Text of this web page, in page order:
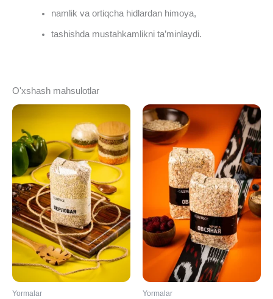
namlik va ortiqcha hidlardan himoya,
tashishda mustahkamlikni ta’minlaydi.
O'xshash mahsulotlar
Yormalar Yormalar